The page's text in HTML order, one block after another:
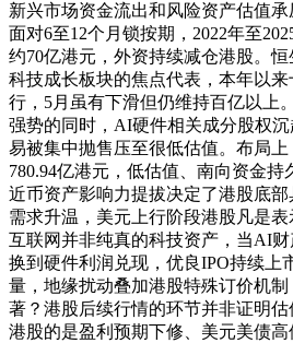
新兴市场资金流出和风险资产估值
面对6至12个月锁按期，2022年至
约70亿港元，外资持续减仓港股。
科技成长板块的焦点代表，本年以
行，5月虽有下滑但仍维持百亿以上
强势的同时，AI硬件相关成分股权
易被集中抛售压至很低估值。布局上
780.94亿港元，低估值、南向资金
近币资产影响力提拔决定了港股底
需求升温，美元上行阶段港股凡是
互联网并非纯真的科技资产，当AI
换到硬件利润兑现，优良IPO持续上
量，地缘扰动叠加港股特殊订价机
著？港股后续行情的环节并非证明
港股的是盈利预期下修、美元美债